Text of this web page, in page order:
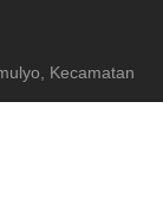
Kecamatan